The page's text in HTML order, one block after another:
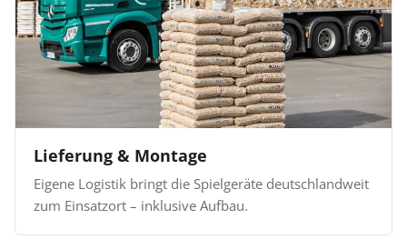
Lieferung & Montage
Eigene Logistik bringt die Spielgeräte deutschlandweit
zum Einsatzort – inklusive Aufbau.